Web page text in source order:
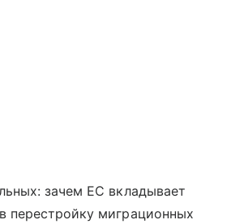
зачем ЕС вкладывает
перестройку миграционных